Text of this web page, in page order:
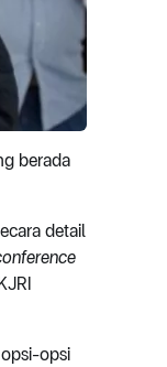
berada
detail
opsi